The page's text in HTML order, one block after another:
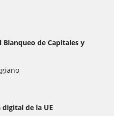
de Capitales y
de la UE